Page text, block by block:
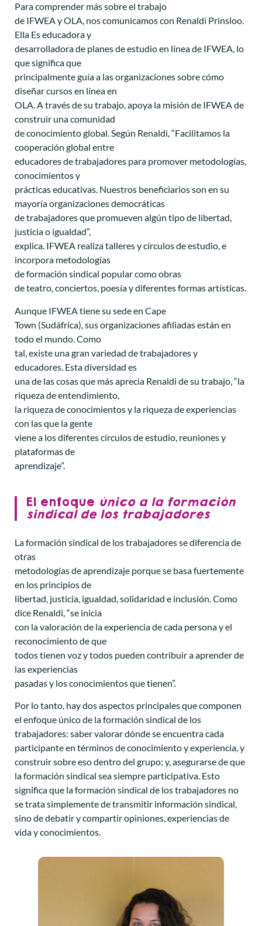
Para comprender más sobre el trabajo
de IFWEA y OLA, nos comunicamos con Renaldi Prinsloo.
Ella Es educadora y
desarrolladora de planes de estudio en línea de IFWEA, lo
que significa que
principalmente guía a las organizaciones sobre cómo
diseñar cursos en línea en
OLA. A través de su trabajo, apoya la misión de IFWEA de
construir una comunidad
de conocimiento global. Según Renaldi, “Facilitamos la
cooperación global entre
educadores de trabajadores para promover metodologías,
conocimientos y
prácticas educativas. Nuestros beneficiarios son en su
mayoría organizaciones democráticas
de trabajadores que promueven algún tipo de libertad,
justicia o igualdad”,
explica. IFWEA realiza talleres y círculos de estudio, e
incorpora metodologías
de formación sindical popular como obras
de teatro, conciertos, poesía y diferentes formas artísticas.
Aunque IFWEA tiene su sede en Cape
Town (Sudáfrica), sus organizaciones afiliadas están en
todo el mundo. Como
tal, existe una gran variedad de trabajadores y
educadores. Esta diversidad es
una de las cosas que más aprecia Renaldi de su trabajo, “la
riqueza de entendimiento,
la riqueza de conocimientos y la riqueza de experiencias
con las que la gente
viene a los diferentes círculos de estudio, reuniones y
plataformas de
aprendizaje”.
El enfoque único a la formación
sindical de los trabajadores
La formación sindical de los trabajadores se diferencia de
otras
metodologías de aprendizaje porque se basa fuertemente
en los principios de
libertad, justicia, igualdad, solidaridad e inclusión. Como
dice Renaldi, “se inicia
con la valoración de la experiencia de cada persona y el
reconocimiento de que
todos tienen voz y todos pueden contribuir a aprender de
las experiencias
pasadas y los conocimientos que tienen”.
Por lo tanto, hay dos aspectos principales que componen
el enfoque único de la formación sindical de los
trabajadores: saber valorar dónde se encuentra cada
participante en términos de conocimiento y experiencia, y
construir sobre eso dentro del grupo; y, asegurarse de que
la formación sindical sea siempre participativa. Esto
significa que la formación sindical de los trabajadores no
se trata simplemente de transmitir información sindical,
sino de debatir y compartir opiniones, experiencias de
vida y conocimientos.